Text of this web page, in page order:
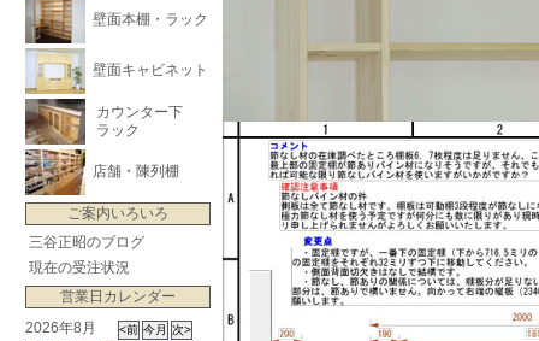
壁面本棚・ラック
壁面キャビネット
カウンター下
ラック
店舗・陳列棚
ご案内いろいろ
三谷正昭のブログ
現在の受注状況
営業日カレンダー
2026年8月